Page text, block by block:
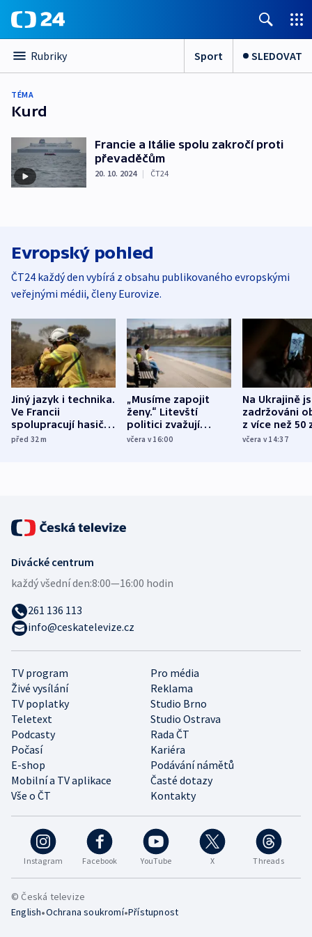
Rubriky Sport SLEDOVAT
TÉMA
Kurd
Francie a Itálie spolu zakročí proti
převaděčům
20. 10. 2024 | ČT24
Evropský pohled
ČT24 každý den vybírá z obsahu publikovaného evropskými
veřejnými médii, členy Eurovize.
Jiný jazyk i technika.
Ve Francii
spolupracují hasiči z
různých zemí
před 32m
„Musíme zapojit
ženy.“ Litevští
politici zvažují
dohodu o
včera v 16:00
Na Ukrajině
zadržováni
z více než 50
Bojovali na
včera v 14:37
Instagram Facebook YouTube X Threads
TV program
Pro média
Živé vysílání
Reklama
TV poplatky
Studio Brno
Teletext
Studio Ostrava
Podcasty
Rada ČT
Počasí
Kariéra
E-shop
Podávání námětů
Mobilní a TV aplikace
Časté dotazy
Vše o ČT
Kontakty
Divácké centrum
každý všední den:8:00—16:00 hodin
261 136 113
info@ceskatelevize.cz
© Česká televize
English•Ochrana soukromí•Přístupnost